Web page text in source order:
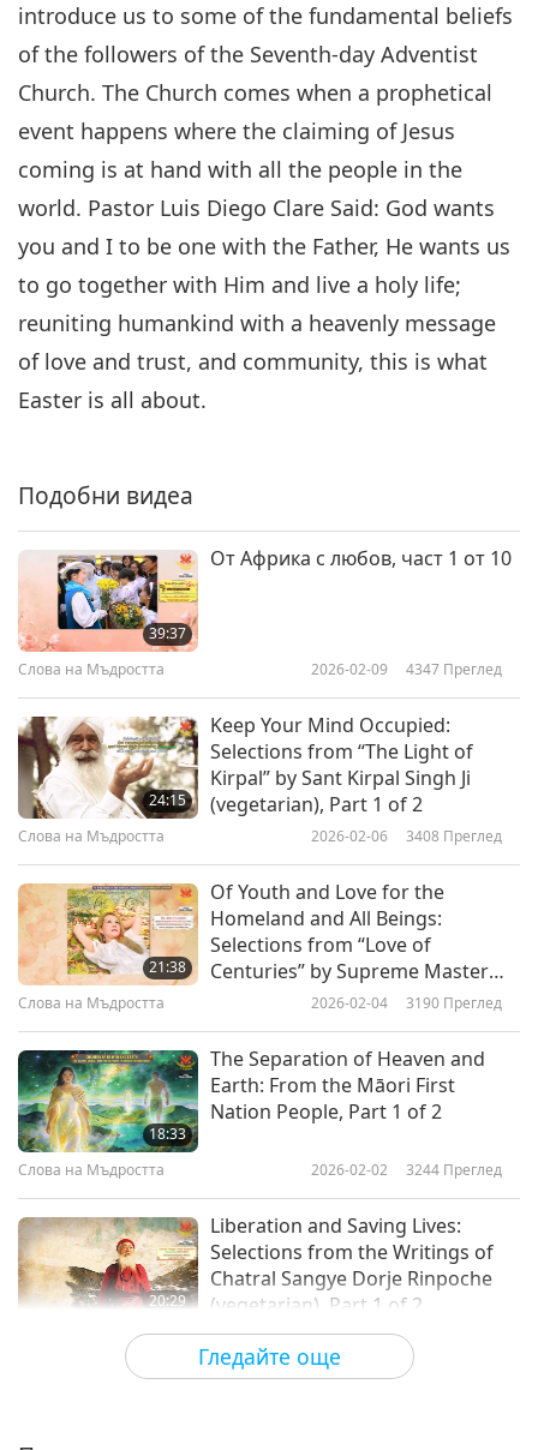
introduce us to some of the fundamental beliefs
of the followers of the Seventh-day Adventist
Church. The Church comes when a prophetical
event happens where the claiming of Jesus
coming is at hand with all the people in the
world. Pastor Luis Diego Clare Said: God wants
you and I to be one with the Father, He wants us
to go together with Him and live a holy life;
reuniting humankind with a heavenly message
of love and trust, and community, this is what
Easter is all about.
Гледайте още
Подобни видеа
39:37
От Африка с любов, част 1 от 10
Слова на Мъдростта 2026-02-09 4347 Преглед
24:15
Keep Your Mind Occupied:
Selections from “The Light of
Kirpal” by Sant Kirpal Singh Ji
(vegetarian), Part 1 of 2
Слова на Мъдростта 2026-02-06 3408 Преглед
21:38
Of Youth and Love for the
Homeland and All Beings:
Selections from “Love of
Centuries” by Supreme Master
Ching Hai (vegan), Part 1 of 2
Слова на Мъдростта 2026-02-04 3190 Преглед
18:33
The Separation of Heaven and
Earth: From the Māori First
Nation People, Part 1 of 2
Слова на Мъдростта 2026-02-02 3244 Преглед
20:29
Liberation and Saving Lives:
Selections from the Writings of
Chatral Sangye Dorje Rinpoche
(vegetarian), Part 1 of 2
Слова на Мъдростта 2026-01-30 3199